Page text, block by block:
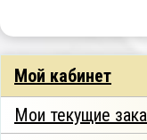
Мой кабинет
Мои текущие